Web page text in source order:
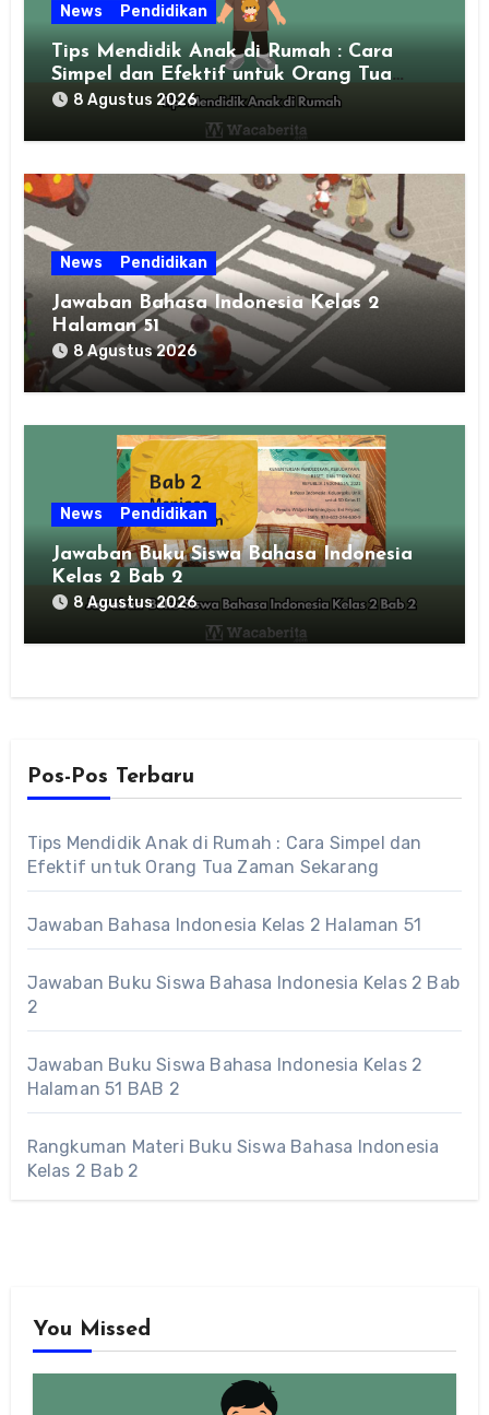
News Pendidikan
Tips Mendidik Anak di Rumah : Cara
Simpel dan Efektif untuk Orang Tua
Zaman Sekarang
8 Agustus 2026
News Pendidikan
Jawaban Bahasa Indonesia Kelas 2
Halaman 51
8 Agustus 2026
News Pendidikan
Jawaban Buku Siswa Bahasa Indonesia
Kelas 2 Bab 2
8 Agustus 2026
Pos-Pos Terbaru
Tips Mendidik Anak di Rumah : Cara Simpel dan
Efektif untuk Orang Tua Zaman Sekarang
Jawaban Bahasa Indonesia Kelas 2 Halaman 51
Jawaban Buku Siswa Bahasa Indonesia Kelas 2 Bab
2
Jawaban Buku Siswa Bahasa Indonesia Kelas 2
Halaman 51 BAB 2
Rangkuman Materi Buku Siswa Bahasa Indonesia
Kelas 2 Bab 2
You Missed